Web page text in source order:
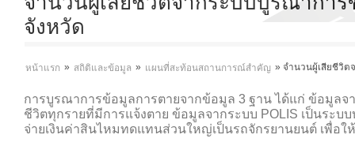
จังหวัด
หน้าแรก » สถิติและข้อมูล » แผนที่สะท้อนสถานการณ์สำคัญ »จำนวนผู้เสียชีวิต
การบูรณาการข้อมูลการตายจากข้อมูล 3 ฐาน ได้แก่ ข้อมูลจ
ชีวิตทุกรายที่มีการแจ้งตาย ข้อมูลจากระบบ POLIS เป็นระ
จ่ายเงินค่าสินไหมทดแทนส่วนใหญ่เป็นรถจักรยานยนต์ เพื่อ